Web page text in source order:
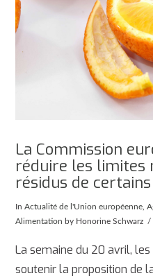
La Commission
réduire les limites
résidus de
InActualité de l'Union européenne ,
Alimentation by Honorine Schwarz
La semaine du 20 avril,
soutenir la proposition de